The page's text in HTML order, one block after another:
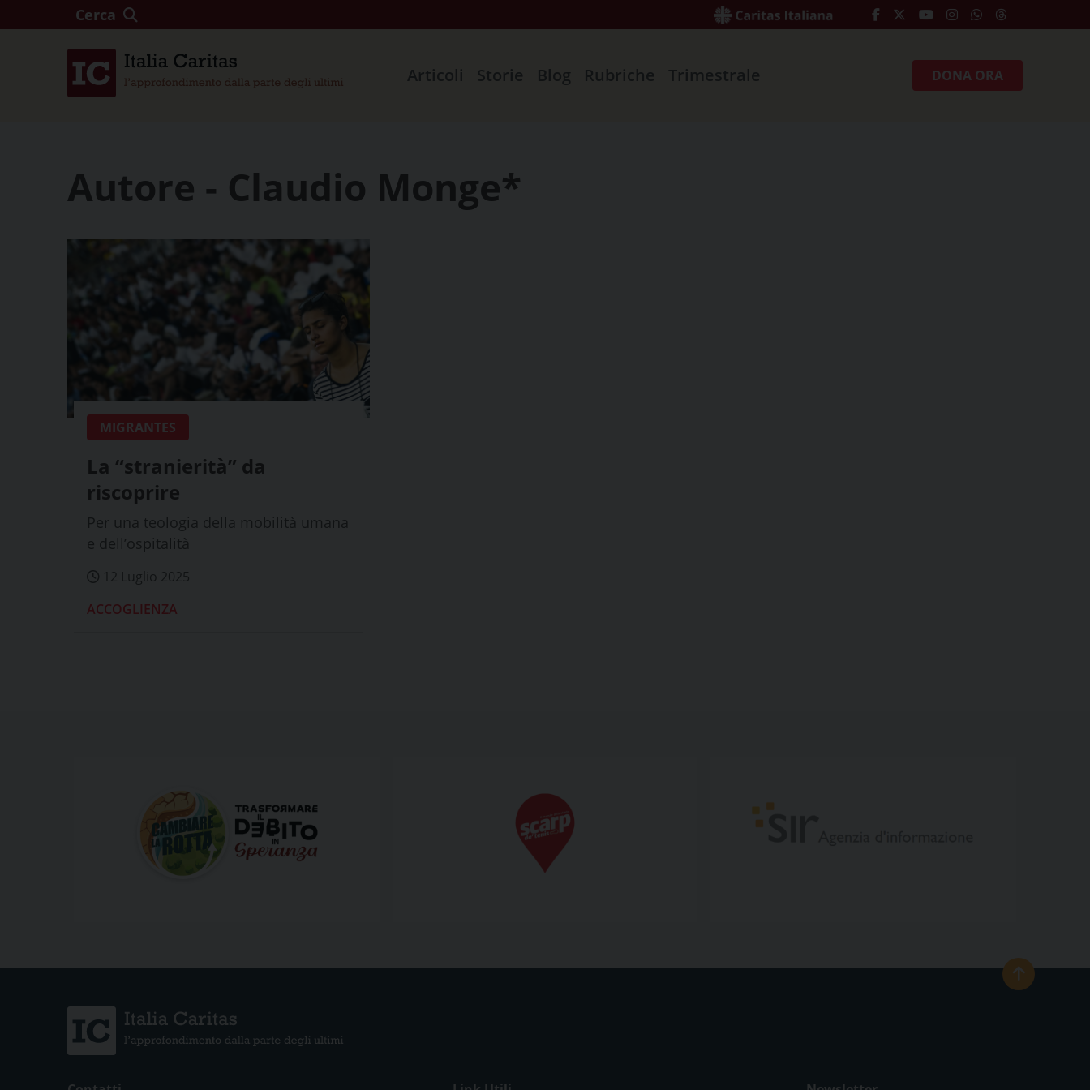
Cerca
Articoli Storie Blog Rubriche Trimestrale DONA ORA
Autore - Claudio Monge*
MIGRANTES
La “stranierità” da
riscoprire
Per una teologia della mobilità umana
e dell’ospitalità
12 Luglio 2025
ACCOGLIENZA